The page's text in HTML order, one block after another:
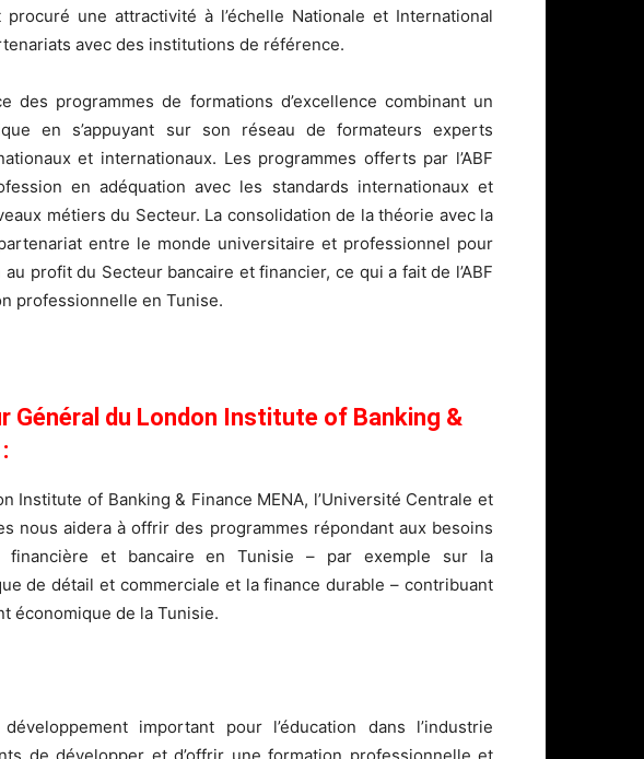
une attractivité à l’échelle Nationale et International
avec des institutions de référence.
des programmes de formations d’excellence combinant un
en s’appuyant sur son réseau de formateurs experts
et internationaux. Les programmes offerts par l’ABF
en adéquation avec les standards internationaux et
métiers du Secteur. La consolidation de la théorie avec la
entre le monde universitaire et professionnel pour
profit du Secteur bancaire et financier, ce qui a fait de l’ABF
professionnelle en Tunise.
Général du London Institute of Banking &
Institute of Banking & Finance MENA, l’Université Centrale et
nous aidera à offrir des programmes répondant aux besoins
financière et bancaire en Tunisie – par exemple sur la
de détail et commerciale et la finance durable – contribuant
économique de la Tunisie.
important pour l’éducation dans l’industrie